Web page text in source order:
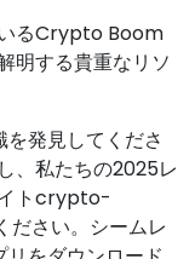
るCrypto Boom
明する貴重なリソ
発見してくださ
、私たちの2025レ
イトcrypto-
さい。シームレ